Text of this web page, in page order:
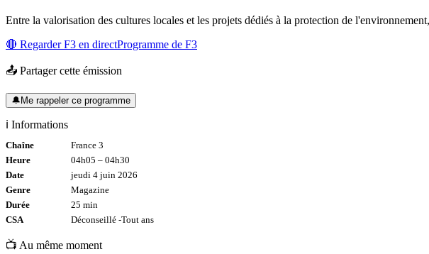
Entre la valorisation des cultures locales et les projets dédiés à la protection de
🔴 RegarderF3 en directProgramme de F3
📤 Partager cette émission
🔔Me rappeler ce programme
ℹ️ Informations
Chaîne
France 3
Heure
04h05 – 04h30
Date
jeudi 4 juin 2026
Genre
Magazine
Durée
25 min
CSA
Déconseillé -Tout ans
📺 Au même moment